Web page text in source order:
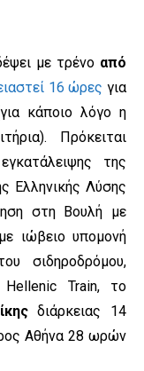
με τρένο από
16 ώρες για
κάποιο λόγο η
Πρόκειται
της
Ελληνικής Λύσης
στη Βουλή με
ιώβειο υπομονή
σιδηροδρόμου,
Train, το
διάρκειας 14
Αθήνα 28 ωρών